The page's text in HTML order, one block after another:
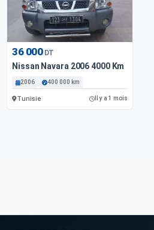
36 000 DT
Nissan Navara 2006 4000 Km
2006 400 000 km
Tunisie Il y a 1 mois